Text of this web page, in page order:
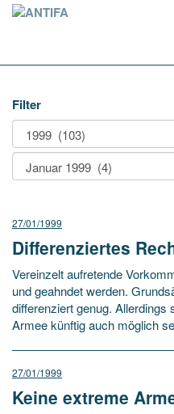
Filter
27/01/1999
Differenziertes
Vereinzelt aufretende
und geahndet werden.
differenziert genug.
Armee künftig auch möglich
27/01/1999
Keine extreme